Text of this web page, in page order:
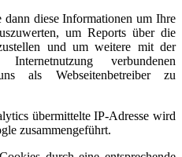
diese Informationen um Ihre
um Reports über die
und um weitere mit der
verbundenen
als Webseitenbetreiber zu
übermittelte IP-Adresse wird
zusammengeführt.